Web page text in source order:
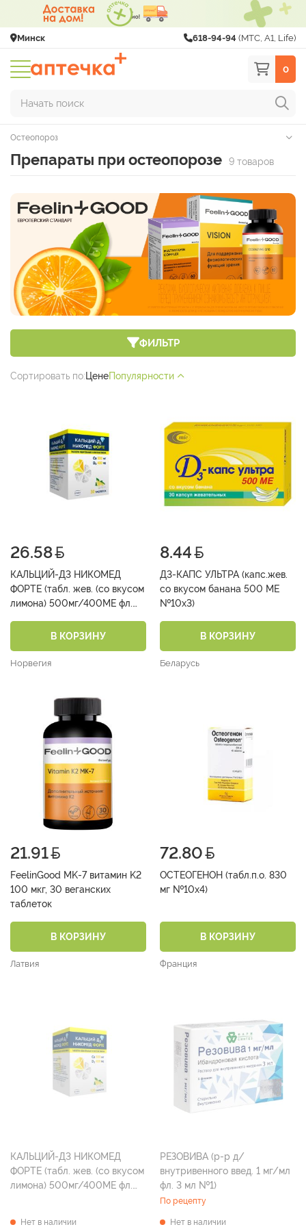
Минск 618-94-94 (МТС, A1, Life)
0
Начать поиск
Остеопороз
Препараты при остеопорозе 9 товаров
ФИЛЬТР
Сортировать по: ЦенеПопулярности
26.58
КАЛЬЦИЙ-Д3 НИКОМЕД
ФОРТЕ (табл. жев. (со вкусом
лимона) 500мг/400МЕ фл.
В КОРЗИНУ
Норвегия
8.44
Д3-КАПС УЛЬТРА (капс.жев.
со вкусом банана 500 МЕ
№10х3)
В КОРЗИНУ
Беларусь
21.91
FeelinGood MK-7 витамин K2
100 мкг, 30 веганских
таблеток
В КОРЗИНУ
Латвия
72.80
ОСТЕОГЕНОН (табл.п.о. 830
мг №10х4)
В КОРЗИНУ
Франция
КАЛЬЦИЙ-Д3 НИКОМЕД
ФОРТЕ (табл. жев. (со вкусом
лимона) 500мг/400МЕ фл.
Нет в наличии
РЕЗОВИВА (р-р д/
внутривенного введ. 1 мг/мл
фл. 3 мл №1)
По рецепту
Нет в наличии